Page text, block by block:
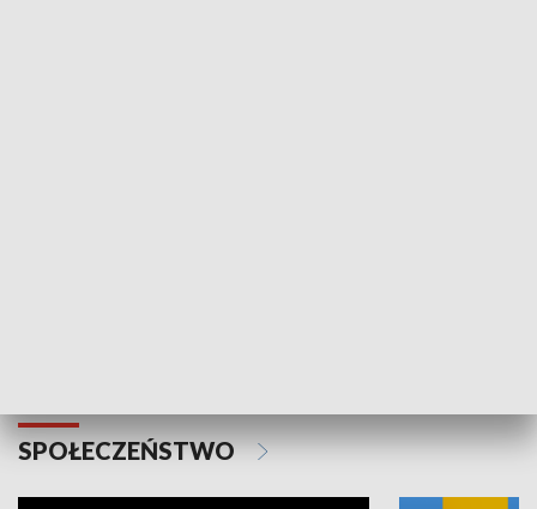
SPOŁECZEŃSTWO